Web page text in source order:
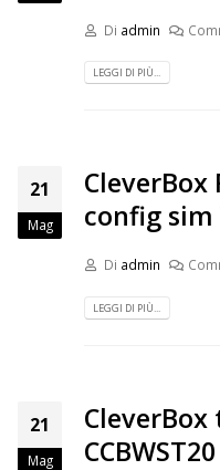
Di admin
LEGGI DI PIÙ...
21
Mag
CleverBox
config
Di admin
LEGGI DI PIÙ...
21
Mag
CleverBox